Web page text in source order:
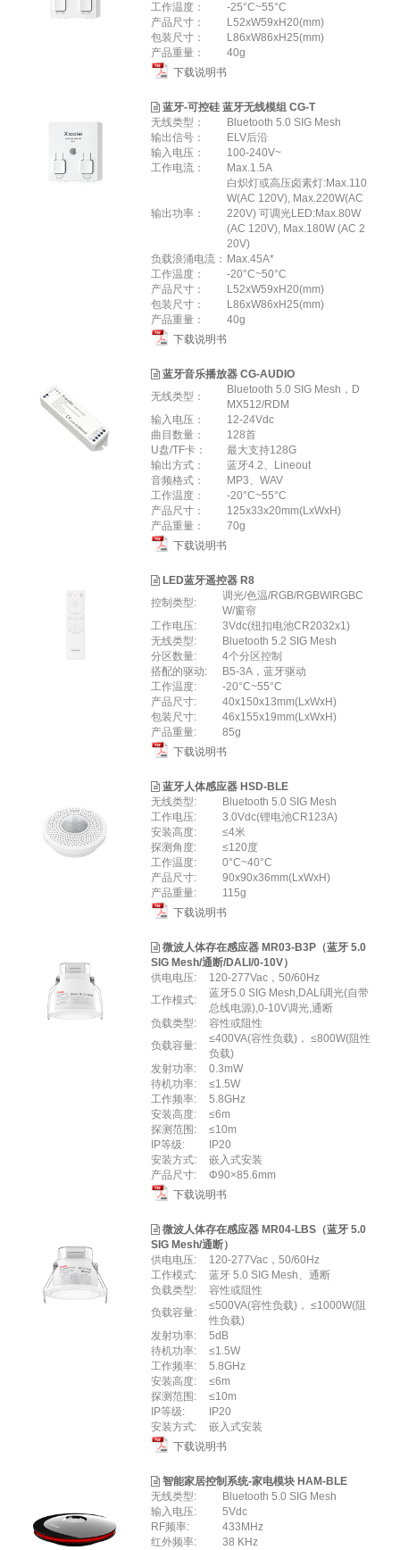
工作温度：
-25°C~55°C
产品尺寸：
L52xW59xH20(mm)
包装尺寸：
L86xW86xH25(mm)
产品重量：
40g
下载说明书
蓝牙-可控硅 蓝牙无线模组 CG-T
无线类型：
Bluetooth 5.0 SIG Mesh
输出信号：
ELV后沿
输入电压：
100-240V~
工作电流：
Max.1.5A
输出功率：
白炽灯或高压卤素灯:Max.110
W(AC 120V), Max.220W(AC
220V) 可调光LED:Max.80W
(AC 120V), Max.180W (AC 2
20V)
负载浪涌电流： Max.45A*
工作温度：
-20°C~50°C
产品尺寸：
L52xW59xH20(mm)
包装尺寸：
L86xW86xH25(mm)
产品重量：
40g
下载说明书
蓝牙音乐播放器 CG-AUDIO
无线类型：
Bluetooth 5.0 SIG Mesh，D
MX512/RDM
输入电压：
12-24Vdc
曲目数量：
128首
U盘/TF卡：
最大支持128G
输出方式：
蓝牙4.2、Lineout
音频格式：
MP3、WAV
工作温度：
-20°C~55°C
产品尺寸：
125x33x20mm(LxWxH)
产品重量：
70g
下载说明书
LED蓝牙遥控器 R8
控制类型:
调光/色温/RGB/RGBWIRGBC
W/窗帘
工作电压:
3Vdc(纽扣电池CR2032x1)
无线类型:
Bluetooth 5.2 SIG Mesh
分区数量:
4个分区控制
搭配的驱动:
B5-3A，蓝牙驱动
工作温度:
-20°C~55°C
产品尺寸:
40x150x13mm(LxWxH)
包装尺寸:
46x155x19mm(LxWxH)
产品重量:
85g
下载说明书
蓝牙人体感应器 HSD-BLE
无线类型:
Bluetooth 5.0 SIG Mesh
工作电压:
3.0Vdc(锂电池CR123A)
安装高度:
≤4米
探测角度:
≤120度
工作温度:
0°C~40°C
产品尺寸:
90x90x36mm(LxWxH)
产品重量:
115g
下载说明书
微波人体存在感应器 MR03-B3P（蓝牙 5.0
SIG Mesh/通断/DALI/0-10V）
供电电压:
120-277Vac，50/60Hz
工作模式:
蓝⽛5.0 SIG Mesh,DALI调光(⾃带
总线电源),0-10V调光,通断
负载类型:
容性或阻性
负载容量:
≤400VA(容性负载)， ≤800W(阻性
负载)
发射功率:
0.3mW
待机功率:
≤1.5W
⼯作频率:
5.8GHz
安装高度:
≤6m
探测范围:
≤10m
IP等级:
IP20
安装⽅式:
嵌⼊式安装
产品尺⼨:
Φ90×85.6mm
下载说明书
微波人体存在感应器 MR04-LBS（蓝牙 5.0
SIG Mesh/通断）
供电电压:
120-277Vac，50/60Hz
工作模式:
蓝牙 5.0 SIG Mesh、通断
负载类型:
容性或阻性
负载容量:
≤500VA(容性负载)， ≤1000W(阻
性负载)
发射功率:
5dB
待机功率:
≤1.5W
⼯作频率:
5.8GHz
安装高度:
≤6m
探测范围:
≤10m
IP等级:
IP20
安装⽅式:
嵌⼊式安装
下载说明书
智能家居控制系统-家电模块 HAM-BLE
无线类型:
Bluetooth 5.0 SIG Mesh
输⼊电压:
5Vdc
RF频率:
433MHz
红外频率:
38 KHz